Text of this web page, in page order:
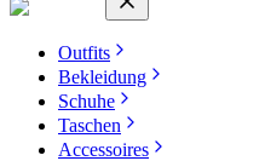
Outfits
Bekleidung
Schuhe
Taschen
Accessoires